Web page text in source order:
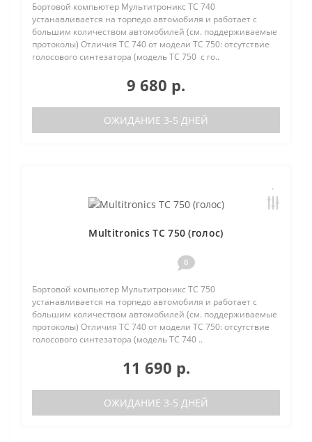
Бортовой компьютер Мультитроникс TC 740
устанавливается на торпедо автомобиля и работает с
большим количеством автомобилей (см. поддерживаемые
протоколы) Отличия TC 740 от модели TC 750: отсутствие
голосового синтезатора (модель TC 750 с го..
9 680 р.
ОЖИДАНИЕ 3-5 ДНЕЙ
Multitronics TC 750 (голос)
0
Бортовой компьютер Мультитроникс TC 750
устанавливается на торпедо автомобиля и работает с
большим количеством автомобилей (см. поддерживаемые
протоколы) Отличия TC 740 от модели TC 750: отсутствие
голосового синтезатора (модель TC 740 ..
11 690 р.
ОЖИДАНИЕ 3-5 ДНЕЙ